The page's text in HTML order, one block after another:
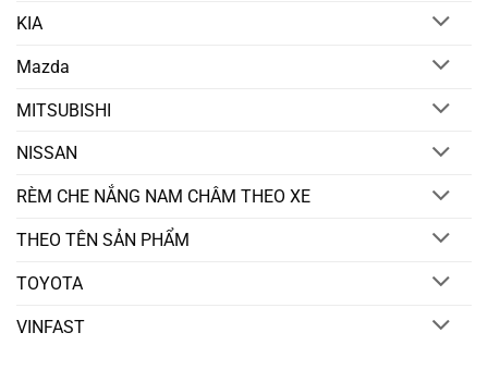
KIA
Mazda
MITSUBISHI
NISSAN
RÈM CHE NẮNG NAM CHÂM THEO XE
THEO TÊN SẢN PHẨM
TOYOTA
VINFAST